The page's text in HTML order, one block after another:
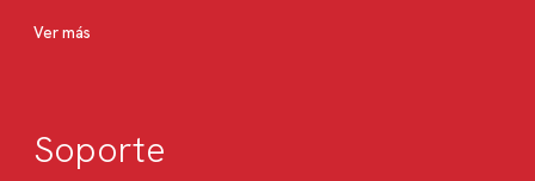
Ver más
Soporte